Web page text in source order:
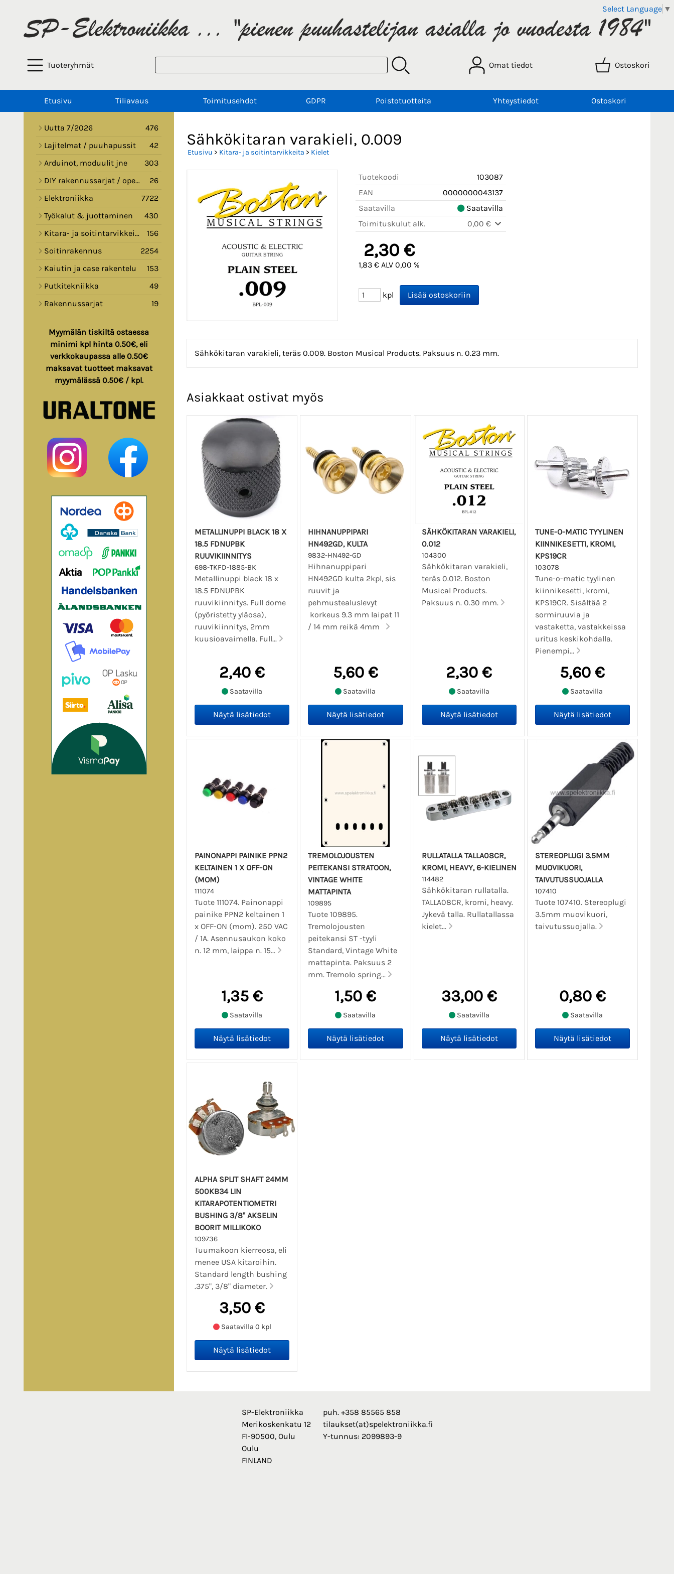
Select Language ▼
Tuoteryhmät Omat tiedot Ostoskori
Etusivu Tiliavaus Toimitusehdot GDPR Poistotuotteita Yhteystiedot Ostoskori
Uutta 7/2026
476
Lajitelmat / puuhapussit
42
Arduinot, moduulit jne
303
DIY rakennussarjat / opetussarjat
26
Elektroniikka
7722
Työkalut & juottaminen
430
Kitara- ja soitintarvikkeita
156
Soitinrakennus
2254
Kaiutin ja case rakentelu
153
Putkitekniikka
49
Rakennussarjat
19
Myymälän tiskiltä ostaessa
minimi kpl hinta 0.50€, eli
verkkokaupassa alle 0.50€
maksavat tuotteet maksavat
myymälässä 0.50€ / kpl.
Sähkökitaran varakieli, 0.009
Etusivu > Kitara- ja soitintarvikkeita > Kielet
Tuotekoodi
103087
EAN
0000000043137
Saatavilla
Saatavilla
Toimituskulut alk.
0,00 €
2,30 €
1,83 € ALV 0,00 %
kpl
Sähkökitaran varakieli, teräs 0.009. Boston Musical Products. Paksuus n. 0.23 mm.
Asiakkaat ostivat myös
METALLINUPPI BLACK 18 X
18.5 FDNUPBK
RUUVIKIINNITYS
698-TKFD-1885-BK
Metallinuppi black 18 x
18.5 FDNUPBK
ruuvikiinnitys. Full dome
(pyöristetty yläosa),
ruuvikiinnitys, 2mm
kuusioavaimella. Full...
2,40 €
Saatavilla
HIHNANUPPIPARI
HN492GD, KULTA
9832-HN492-GD
Hihnanuppipari
HN492GD kulta 2kpl, sis
ruuvit ja
pehmustealuslevyt
korkeus 9.3 mm laipat 11
/ 14 mm reikä 4mm
5,60 €
Saatavilla
SÄHKÖKITARAN VARAKIELI,
0.012
104300
Sähkökitaran varakieli,
teräs 0.012. Boston
Musical Products.
Paksuus n. 0.30 mm.
2,30 €
Saatavilla
TUNE-O-MATIC TYYLINEN
KIINNIKESETTI, KROMI,
KPS19CR
103078
Tune-o-matic tyylinen
kiinnikesetti, kromi,
KPS19CR. Sisältää 2
sormiruuvia ja
vastaketta, vastakkeissa
uritus keskikohdalla.
Pienempi...
5,60 €
Saatavilla
PAINONAPPI PAINIKE PPN2
KELTAINEN 1 X OFF-ON
(MOM)
111074
Tuote 111074. Painonappi
painike PPN2 keltainen 1
x OFF-ON (mom). 250 VAC
/ 1A. Asennusaukon koko
n. 12 mm, laippa n. 15...
1,35 €
Saatavilla
TREMOLOJOUSTEN
PEITEKANSI STRATOON,
VINTAGE WHITE
MATTAPINTA
109895
Tuote 109895.
Tremolojousten
peitekansi ST -tyyli
Standard, Vintage White
mattapinta. Paksuus 2
mm. Tremolo spring...
1,50 €
Saatavilla
RULLATALLA TALLA08CR,
KROMI, HEAVY, 6-KIELINEN
114482
Sähkökitaran rullatalla.
TALLA08CR, kromi, heavy.
Jykevä talla. Rullatallassa
kielet...
33,00 €
Saatavilla
STEREOPLUGI 3.5MM
MUOVIKUORI,
TAIVUTUSSUOJALLA
107410
Tuote 107410. Stereoplugi
3.5mm muovikuori,
taivutussuojalla.
0,80 €
Saatavilla
ALPHA SPLIT SHAFT 24MM
500KB34 LIN
KITARAPOTENTIOMETRI
BUSHING 3/8" AKSELIN
BOORIT MILLIKOKO
109736
Tuumakoon kierreosa, eli
menee USA kitaroihin.
Standard length bushing
.375", 3/8" diameter.
3,50 €
Saatavilla 0 kpl
SP-Elektroniikka
Merikoskenkatu 12
FI-90500, Oulu
Oulu
FINLAND
puh. +358 85565 858
tilaukset(at)spelektroniikka.fi
Y-tunnus: 2099893-9